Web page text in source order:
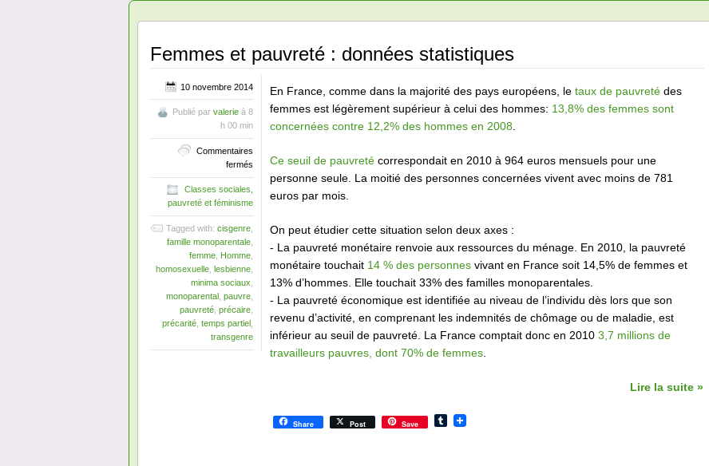
Femmes et pauvreté : données statistiques
En France, comme dans la majorité des pays européens, le taux de pauvreté des
femmes est légèrement supérieur à celui des hommes: 13,8% des femmes sont
concernées contre 12,2% des hommes en 2008
Ce seuil de pauvreté correspondait en 2010 à 964 euros mensuels pour une
personne seule. La moitié des personnes concernées vivent avec moins de 781
euros par mois.
On peut étudier cette situation selon deux axes :
- La pauvreté monétaire renvoie aux ressources du ménage. En 2010, la pauvreté
monétaire touchait 14 % des personnes vivant en France soit 14,5% de femmes et
13% d’hommes. Elle touchait 33% des familles monoparentales.
- La pauvreté économique est identifiée au niveau de l’individu dès lors que son
revenu d’activité, en comprenant les indemnités de chômage ou de maladie, est
inférieur au seuil de pauvreté. La France comptait donc en 2010 3,7 millions de
travailleurs pauvres, dont 70% de femmes
Lire la suite »
Share Post Save Tumblr
10 novembre 2014
Publié par valerie à 8
h 00 min
Commentaires
fermés sur
Femmes
pauvreté
:
données
statistiques
Classes sociales,
pauvreté et féminisme
Tagged with: cisgenre
famille monoparentale
femme Homme
homosexuelle lesbienne
minima sociaux
monoparental pauvre
pauvreté précaire
précarité temps partiel
transgenre